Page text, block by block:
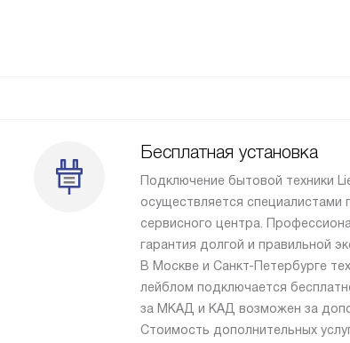
Бесплатная установка
Подключение бытовой техники
осуществляется специалистами
сервисного центра.
гарантия долгой и правильной
В Москве и Санкт-Петербурге
лейблом подключается
за МКАД и КАД возможен за
Стоимость дополнительных